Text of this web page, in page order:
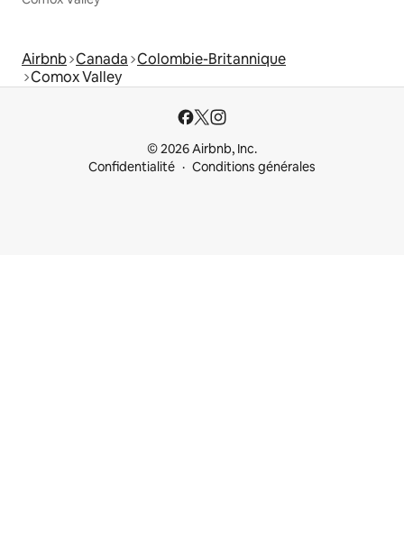
Airbnb Canada Colombie-Britannique
Comox Valley
© 2026 Airbnb, Inc.
Confidentialité
Conditions générales